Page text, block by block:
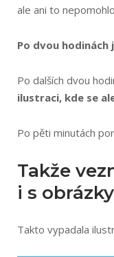
ale ani to
Po dvou hodinách
Po dalších dvou
ilustraci, kde se
Po pěti minutách
Takže
i s obrázky
Takto vypadala